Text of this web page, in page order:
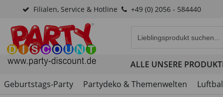
Filialen, Service & Hotline +49 (0) 2056 - 584440
ALLE UNSERE
Geburtstags-Party
Partydeko & Themenwelten